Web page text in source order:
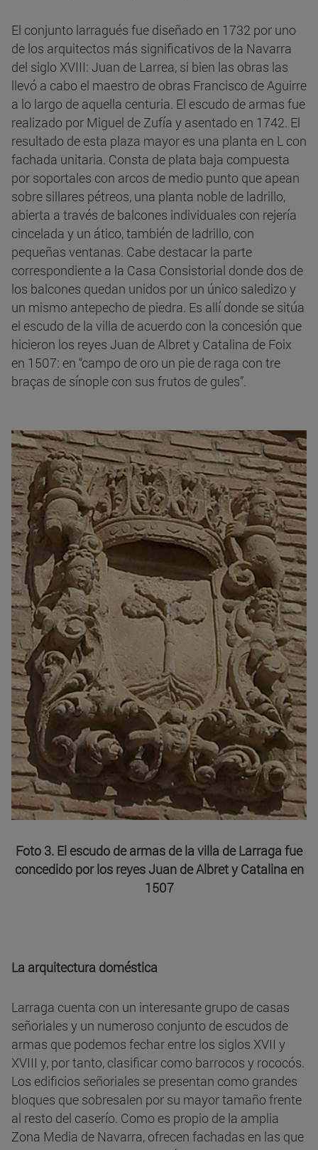
El conjunto larragués fue diseñado en 1732 por uno
de los arquitectos más significativos de la Navarra
del siglo XVIII: Juan de Larrea, si bien las obras las
llevó a cabo el maestro de obras Francisco de Aguirre
a lo largo de aquella centuria. El escudo de armas fue
realizado por Miguel de Zufía y asentado en 1742. El
resultado de esta plaza mayor es una planta en L con
fachada unitaria. Consta de plata baja compuesta
por soportales con arcos de medio punto que apean
sobre sillares pétreos, una planta noble de ladrillo,
abierta a través de balcones individuales con rejería
cincelada y un ático, también de ladrillo, con
pequeñas ventanas. Cabe destacar la parte
correspondiente a la Casa Consistorial donde dos de
los balcones quedan unidos por un único saledizo y
un mismo antepecho de piedra. Es allí donde se sitúa
el escudo de la villa de acuerdo con la concesión que
hicieron los reyes Juan de Albret y Catalina de Foix
en 1507: en “campo de oro un pie de raga con tre
braças de sínople con sus frutos de gules”.
Foto 3. El escudo de armas de la villa de Larraga fue
concedido por los reyes Juan de Albret y Catalina en
1507
La arquitectura doméstica
Larraga cuenta con un interesante grupo de casas
señoriales y un numeroso conjunto de escudos de
armas que podemos fechar entre los siglos XVII y
XVIII y, por tanto, clasificar como barrocos y rococós.
Los edificios señoriales se presentan como grandes
bloques que sobresalen por su mayor tamaño frente
al resto del caserío. Como es propio de la amplia
Zona Media de Navarra, ofrecen fachadas en las que